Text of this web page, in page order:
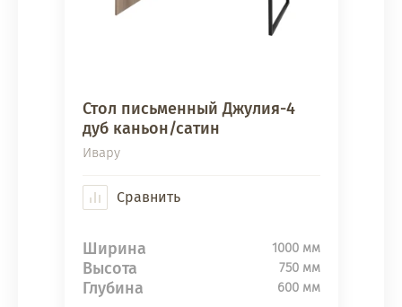
Стол письменный Джулия-4
дуб каньон/сатин
Ивару
Сравнить
Ширина 1000 мм
Высота 750 мм
Глубина 600 мм